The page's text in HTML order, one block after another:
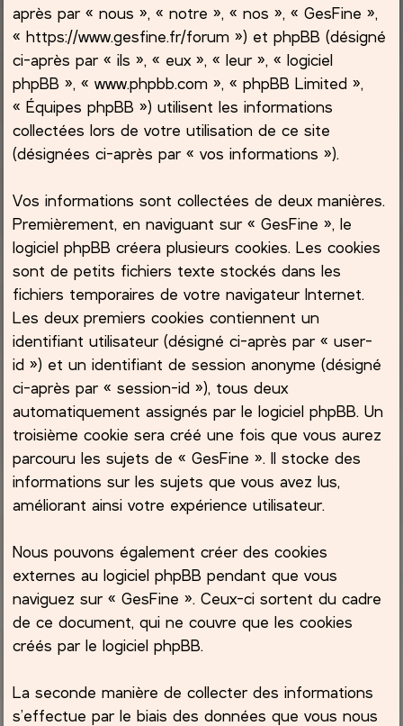
après par « nous », « notre », « nos », « GesFine »,
« https://www.gesfine.fr/forum ») et phpBB (désigné
ci-après par « ils », « eux », « leur », « logiciel
phpBB », « www.phpbb.com », « phpBB Limited »,
« Équipes phpBB ») utilisent les informations
collectées lors de votre utilisation de ce site
(désignées ci-après par « vos informations »).
Vos informations sont collectées de deux manières.
Premièrement, en naviguant sur « GesFine », le
logiciel phpBB créera plusieurs cookies. Les cookies
sont de petits fichiers texte stockés dans les
fichiers temporaires de votre navigateur Internet.
Les deux premiers cookies contiennent un
identifiant utilisateur (désigné ci-après par « user-
id ») et un identifiant de session anonyme (désigné
ci-après par « session-id »), tous deux
automatiquement assignés par le logiciel phpBB. Un
troisième cookie sera créé une fois que vous aurez
parcouru les sujets de « GesFine ». Il stocke des
informations sur les sujets que vous avez lus,
améliorant ainsi votre expérience utilisateur.
Nous pouvons également créer des cookies
externes au logiciel phpBB pendant que vous
naviguez sur « GesFine ». Ceux-ci sortent du cadre
de ce document, qui ne couvre que les cookies
créés par le logiciel phpBB.
La seconde manière de collecter des informations
s’effectue par le biais des données que vous nous